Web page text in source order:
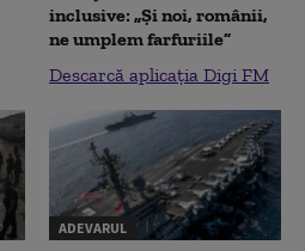
inclusive: „Și noi, românii,
ne umplem farfuriile”
Descarcă aplicația Digi FM
ADEVARUL